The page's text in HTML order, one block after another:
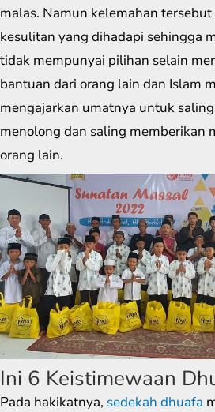
malas. Namun kelemahan
kesulitan yang dihadapi sehingga
tidak mempunyai pilihan selain
bantuan dari orang lain dan Islam
mengajarkan umatnya untuk
menolong dan saling memberikan
orang lain.
Ini 6 Keistimewaan
Pada hakikatnya, sedekah dhuafa